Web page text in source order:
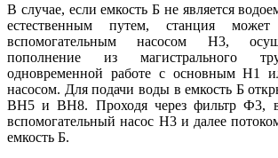
В случае, если емкость Б не является
естественным путем, станция
вспомогательным насосом Н3,
пополнение из магистрального
одновременной работе с основным Н1
насосом. Для подачи воды в емкость Б
ВН5 и ВН8. Проходя через фильтр Ф3,
вспомогательный насос Н3 и далее
емкость Б.